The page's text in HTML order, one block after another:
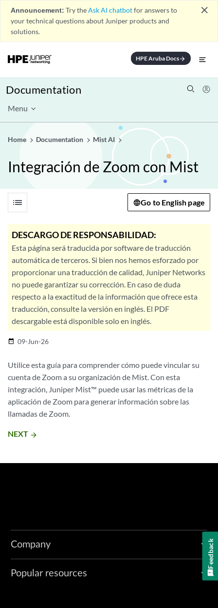
Announcement: Try theAsk AI chatbotfor answers to
your technical questions about Juniper products and
solutions.
close
HPE Aruba Docsarrow_forward
Documentation
Menu
Home Documentation Mist AI
Integración de Zoom con Mist
list Go to English page
DESCARGO DE RESPONSABILIDAD:
Esta página será traducida por software de traducción
automática de terceros. Si bien nos hemos esforzado por
proporcionar una traducción de calidad, Juniper Networks
no puede garantizar su corrección. En caso de duda
respecto a la exactitud de la información que ofrece esta
traducción, consulte la versión en inglés. El PDF
descargable está disponible solo en inglés.
date_range 09-Jun-26
Utilice esta guía para comprender cómo puede vincular su
cuenta de Zoom a su organización de Mist. Con esta
integración, Juniper Mist™ puede usar las métricas de la
aplicación de Zoom para generar información sobre las
llamadas de Zoom.
NEXT arrow_forward
Company
Popular resources
Feedback